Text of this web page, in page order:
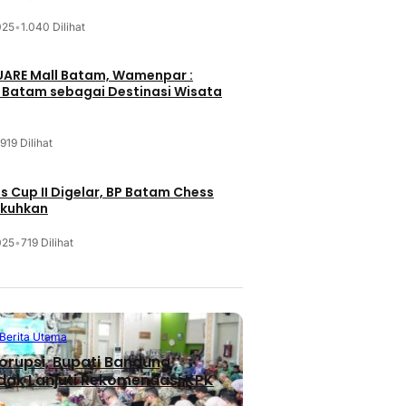
Berita Terbaru
Berita Utama Inspirasi
Nasional
•1.040 Dilihat
Mall Batam, Wamenpar :
Batam sebagai Destinasi Wisata
919 Dilihat
Cup II Digelar, BP Batam Chess
•719 Dilihat
Utama
Bupati Bandung
Lanjuti Rekomendasi KPK